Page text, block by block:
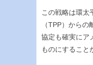
この戦略は環太
（TPP）から
協定も確実にア
ものにすること